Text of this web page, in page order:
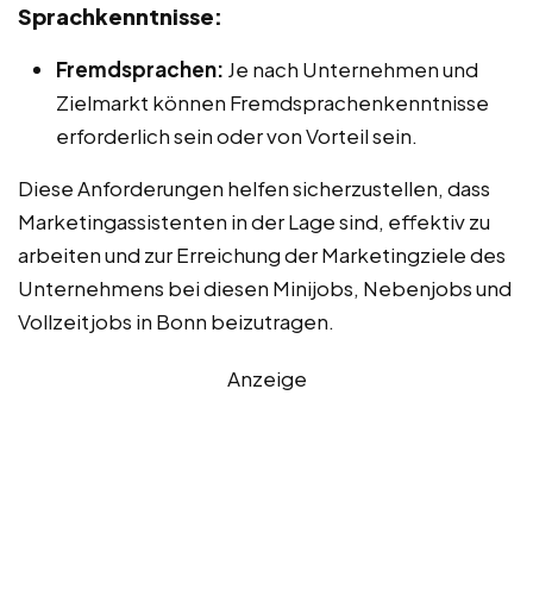
Sprachkenntnisse:
Fremdsprachen: Je nach Unternehmen und
Zielmarkt können Fremdsprachenkenntnisse
erforderlich sein oder von Vorteil sein.
Diese Anforderungen helfen sicherzustellen, dass
Marketingassistenten in der Lage sind, effektiv zu
arbeiten und zur Erreichung der Marketingziele des
Unternehmens bei diesen Minijobs, Nebenjobs und
Vollzeitjobs in Bonn beizutragen.
Anzeige